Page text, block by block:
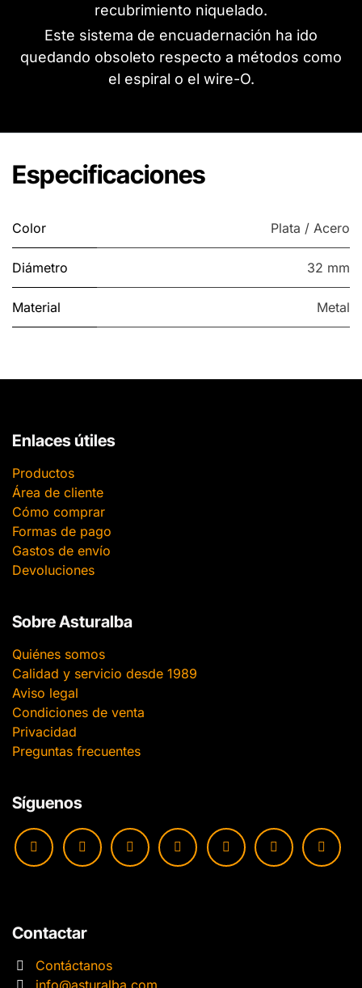
recubrimiento niquelado.
Este sistema de encuadernación ha ido
quedando obsoleto respecto a métodos como
el espiral o el wire-O.
Especificaciones
Color Plata / Acero
Diámetro 32 mm
Material Metal
Enlaces útiles
Productos
Área de cliente
Cómo comprar
Formas de pago
Gastos de envío
Devoluciones
Sobre Asturalba
Quiénes somos
Calidad y servicio desde 1989
Aviso legal
Condiciones de venta
Privacidad
Preguntas frecuentes
Síguenos
Contactar
Contáctanos